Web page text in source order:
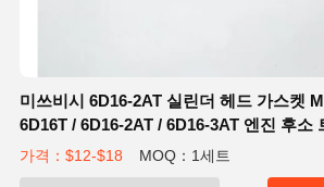
미쓰비시 6D16-2AT 실린더 헤드 가스켓
6D16T / 6D16-2AT / 6D16-3AT 엔진 후소
가격：$12-$18 MOQ：1세트